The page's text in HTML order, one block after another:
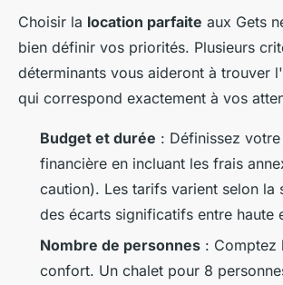
Choisir la location parfaite aux Gets
bien définir vos priorités. Plusieurs
déterminants vous aideront à trouver
qui correspond exactement à vos
Budget et durée : Définissez
financière en incluant les frais
caution). Les tarifs varient selon la
des écarts significatifs entre haute
Nombre de personnes : Comptez
confort. Un chalet pour 8